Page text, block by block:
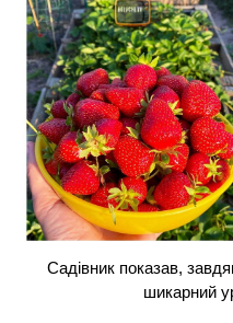
Садівник показав,
шикарний